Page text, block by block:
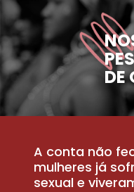
DE
A conta não
mulheres já
sexual e